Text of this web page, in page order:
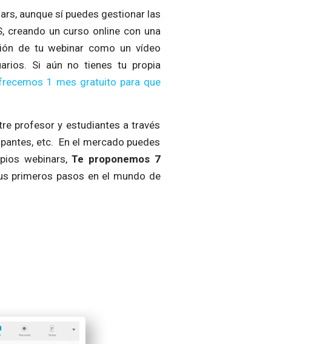
aunque sí puedes gestionar las
creando un curso online con una
de tu webinar como un vídeo
Si aún no tienes tu propia
1 mes gratuito para que
profesor y estudiantes a través
etc. En el mercado puedes
webinars,Te proponemos 7
primeros pasos en el mundo de